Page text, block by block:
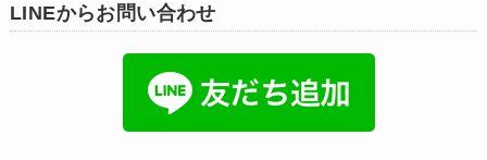
LINEからお問い合わせ